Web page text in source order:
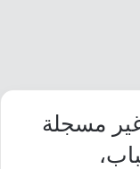
مسجلة